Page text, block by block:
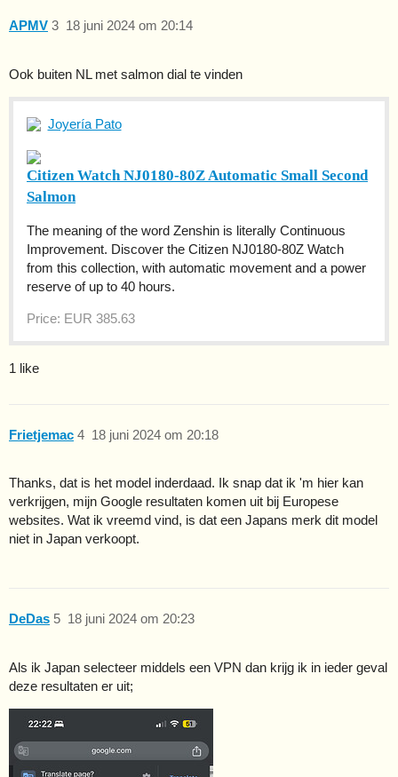
APMV 18 juni 2024 om 20:14
3
Ook buiten NL met salmon dial te vinden
Joyería Pato
Citizen Watch NJ0180-80Z Automatic Small Second
Salmon
The meaning of the word Zenshin is literally Continuous
Improvement. Discover the Citizen NJ0180-80Z Watch
from this collection, with automatic movement and a power
reserve of up to 40 hours.
Price: EUR 385.63
1 like
Frietjemac 18 juni 2024 om 20:18
4
Thanks, dat is het model inderdaad. Ik snap dat ik 'm hier kan
verkrijgen, mijn Google resultaten komen uit bij Europese
websites. Wat ik vreemd vind, is dat een Japans merk dit model
niet in Japan verkoopt.
DeDas 18 juni 2024 om 20:23
5
Als ik Japan selecteer middels een VPN dan krijg ik in ieder geval
deze resultaten er uit;